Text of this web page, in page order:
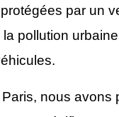
par un
pollution
nous avons